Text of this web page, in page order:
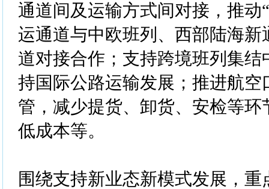
通道间及运输方式间对接，推动
运通道与中欧班列、西部陆海新
道对接合作；支持跨境班列集结
持国际公路运输发展；推进航空
管，减少提货、卸货、安检等环
低成本等。
围绕支持新业态新模式发展，